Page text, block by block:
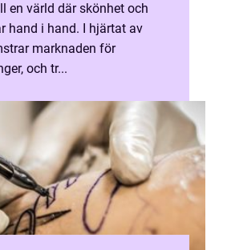
en värld där skönhet och
hand i hand. I hjärtat av
marknaden för
och tr...